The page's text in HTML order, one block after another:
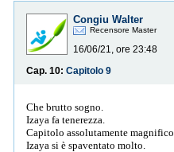
Congiu Walter
Recensore Master
16/06/21, ore 23:48
Cap. 10: Capitolo 9
Che brutto sogno.
Izaya fa tenerezza.
Capitolo assolutamente magnifico.
Izaya si è spaventato molto.